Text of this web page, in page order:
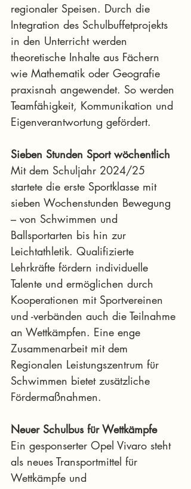
regionaler Speisen. Durch die
Integration des Schulbuffetprojekts
in den Unterricht werden
theoretische Inhalte aus Fächern
wie Mathematik oder Geografie
praxisnah angewendet. So werden
Teamfähigkeit, Kommunikation und
Eigenverantwortung gefördert.
Sieben Stunden Sport wöchentlich
Mit dem Schuljahr 2024/25
startete die erste Sportklasse mit
sieben Wochenstunden Bewegung
– von Schwimmen und
Ballsportarten bis hin zur
Leichtathletik. Qualifizierte
Lehrkräfte fördern individuelle
Talente und ermöglichen durch
Kooperationen mit Sportvereinen
und -verbänden auch die Teilnahme
an Wettkämpfen. Eine enge
Zusammenarbeit mit dem
Regionalen Leistungszentrum für
Schwimmen bietet zusätzliche
Fördermaßnahmen.
Neuer Schulbus für Wettkämpfe
Ein gesponserter Opel Vivaro steht
als neues Transportmittel für
Wettkämpfe und